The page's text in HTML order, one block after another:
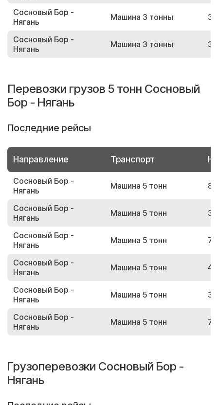
Сосновый Бор -
Нягань
Машина 3 тонны
Сосновый Бор -
Нягань
Машина 3 тонны
Перевозки грузов 5 тонн Сосновый
Бор - Нягань
Последние рейсы
Направление Транспорт
Сосновый Бор -
Нягань
Машина 5 тонн
Сосновый Бор -
Нягань
Машина 5 тонн
Сосновый Бор -
Нягань
Машина 5 тонн
Сосновый Бор -
Нягань
Машина 5 тонн
Сосновый Бор -
Нягань
Машина 5 тонн
Сосновый Бор -
Нягань
Машина 5 тонн
Грузоперевозки Сосновый Бор -
Нягань